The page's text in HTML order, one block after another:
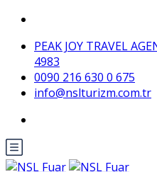
PEAK JOY TRAVEL
4983
0090 216 630 0 675
info@nslturizm.com.tr